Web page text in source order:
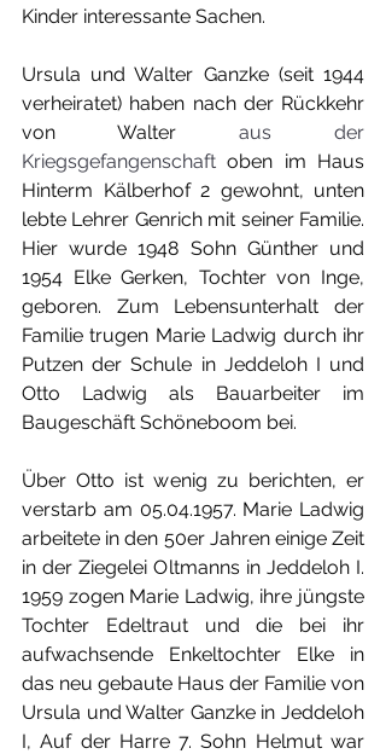
Kinder interessante Sachen.
Ursula und Walter Ganzke (seit 1944
verheiratet) haben nach der Rückkehr
von Walter aus der
Kriegsgefangenschaft oben im Haus
Hinterm Kälberhof 2 gewohnt, unten
lebte Lehrer Genrich mit seiner Familie.
Hier wurde 1948 Sohn Günther und
1954 Elke Gerken, Tochter von Inge,
geboren. Zum Lebensunterhalt der
Familie trugen Marie Ladwig durch ihr
Putzen der Schule in Jeddeloh I und
Otto Ladwig als Bauarbeiter im
Baugeschäft Schöneboom bei.
Über Otto ist wenig zu berichten, er
verstarb am 05.04.1957. Marie Ladwig
arbeitete in den 50er Jahren einige Zeit
in der Ziegelei Oltmanns in Jeddeloh I.
1959 zogen Marie Ladwig, ihre jüngste
Tochter Edeltraut und die bei ihr
aufwachsende Enkeltochter Elke in
das neu gebaute Haus der Familie von
Ursula und Walter Ganzke in Jeddeloh
I, Auf der Harre 7. Sohn Helmut war